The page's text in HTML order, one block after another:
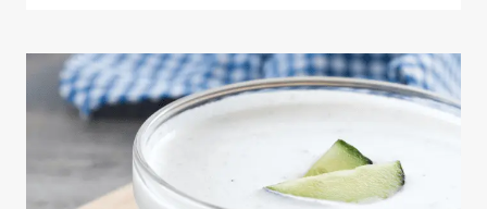
CRVENIM
LUKOM
I
PERŠUNOM